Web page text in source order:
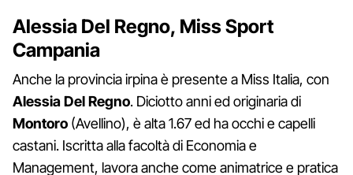
Alessia Del Regno, Miss Sport
Campania
Anche la provincia irpina è presente a Miss Italia, con
Alessia Del Regno. Diciotto anni ed originaria di
Montoro (Avellino), è alta 1.67 ed ha occhi e capelli
castani. Iscritta alla facoltà di Economia e
Management, lavora anche come animatrice e pratica